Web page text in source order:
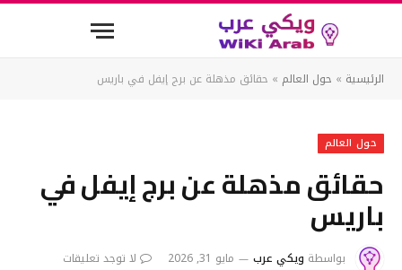
الرئيسية » حول العالم » حقائق مذهلة عن برج إيفل في باريس
حول العالم
حقائق مذهلة عن برج إيفل في
باريس
بواسطة ويكي عرب مايو 31, 2026
لا توجد تعليقات